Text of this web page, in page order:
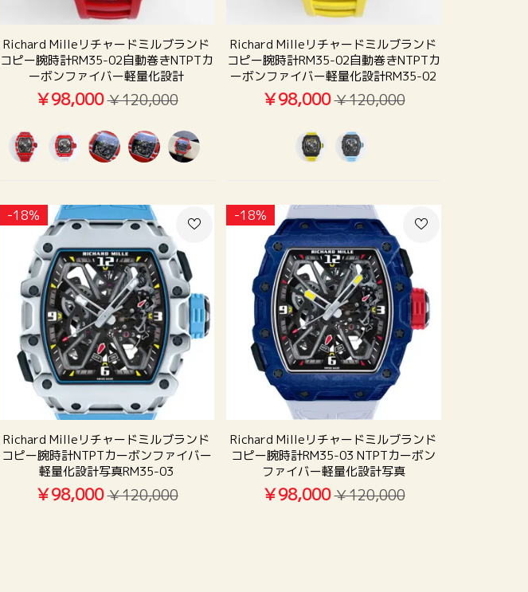
Richard Milleリチャードミルブランド
コピー腕時計RM35-02自動巻きNTPTカ
ーボンファイバー軽量化設計
￥98,000 ￥120,000
Richard Milleリチャードミルブランド
コピー腕時計RM35-02自動巻きNTPTカ
ーボンファイバー軽量化設計RM35-02
￥98,000 ￥120,000
-18%
Richard Milleリチャードミルブランド
コピー腕時計NTPTカーボンファイバー
軽量化設計写真RM35-03
￥98,000 ￥120,000
-18%
Richard Milleリチャードミルブランド
コピー腕時計RM35-03 NTPTカーボン
ファイバー軽量化設計写真
￥98,000 ￥120,000